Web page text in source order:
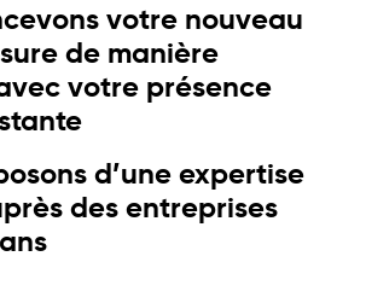
votre nouveau
de manière
votre présence
d’une expertise
des entreprises